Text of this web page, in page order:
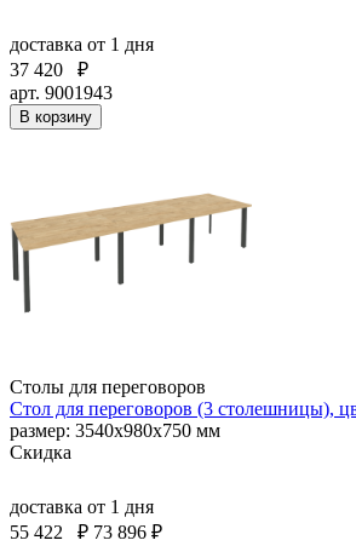
доставка от 1 дня
37 420
₽
арт. 9001943
В корзину
Столы для переговоров
Стол для переговоров (3 столешницы),
размер: 3540х980х750 мм
Скидка
доставка от 1 дня
55 422
₽ 73 896 ₽